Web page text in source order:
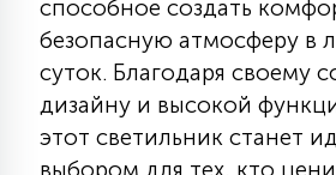
способное создать
безопасную атмосферу в
суток. Благодаря своему
дизайну и высокой
этот светильник станет